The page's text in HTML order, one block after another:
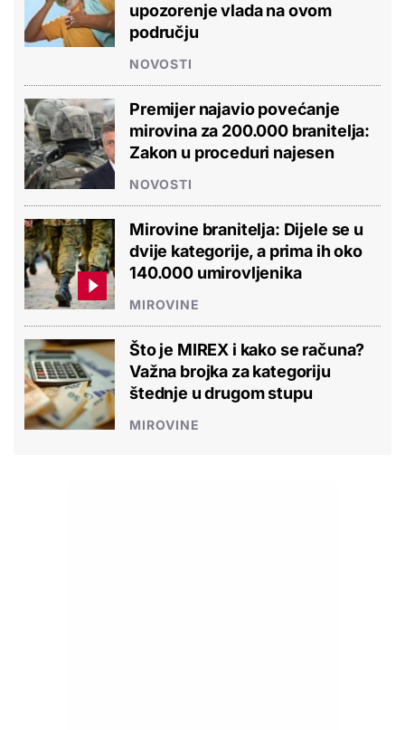
upozorenje vlada na ovom
području
NOVOSTI
Premijer najavio povećanje
mirovina za 200.000 branitelja:
Zakon u proceduri najesen
NOVOSTI
Mirovine branitelja: Dijele se u
dvije kategorije, a prima ih oko
140.000 umirovljenika
MIROVINE
Što je MIREX i kako se računa?
Važna brojka za kategoriju
štednje u drugom stupu
MIROVINE